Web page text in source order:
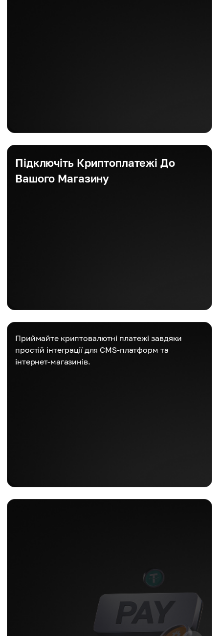
Підключіть Криптоплатежі До
Вашого Магазину
Приймайте криптовалютні платежі завдяки
простій інтеграції для CMS-платформ та
інтернет-магазинів.